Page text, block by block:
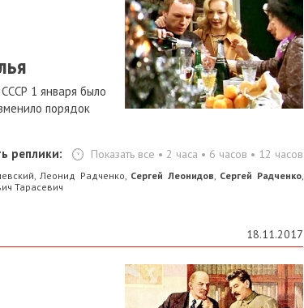
1 января было
порядок
реплики: Показать все • 2 часа • 6 часов • 12 часов
, Леонид Радченко, Сергей Леонидов, Сергей Радченко,
Тарасевич
18.11.2017